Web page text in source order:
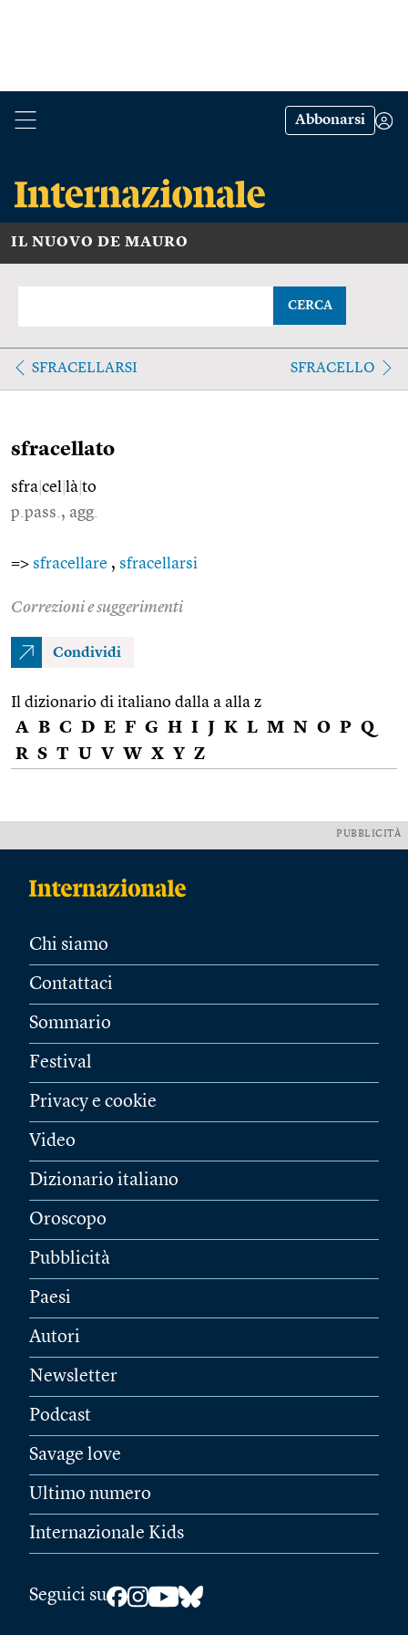
Abbonarsi
IL NUOVO DE MAURO
CERCA
SFRACELLARSI SFRACELLO
sfracellato
sfra cel là to
p.pass., agg.
=> sfracellare , sfracellarsi
Correzioni e suggerimenti
Condividi
Il dizionario di italiano dalla a alla z
A B C D E F G H I J K L M N O P Q
R S T U V W X Y Z
PUBBLICITÀ
Chi siamo
Contattaci
Sommario
Festival
Privacy e cookie
Video
Dizionario italiano
Oroscopo
Pubblicità
Paesi
Autori
Newsletter
Podcast
Savage love
Ultimo numero
Internazionale Kids
Seguici su